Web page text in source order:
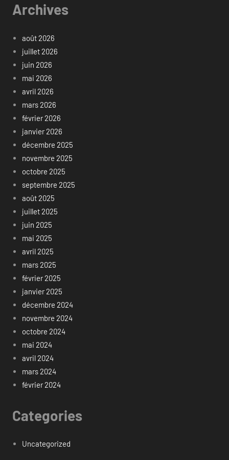
Archives
août 2026
juillet 2026
juin 2026
mai 2026
avril 2026
mars 2026
février 2026
janvier 2026
décembre 2025
novembre 2025
octobre 2025
septembre 2025
août 2025
juillet 2025
juin 2025
mai 2025
avril 2025
mars 2025
février 2025
janvier 2025
décembre 2024
novembre 2024
octobre 2024
mai 2024
avril 2024
mars 2024
février 2024
Categories
Uncategorized